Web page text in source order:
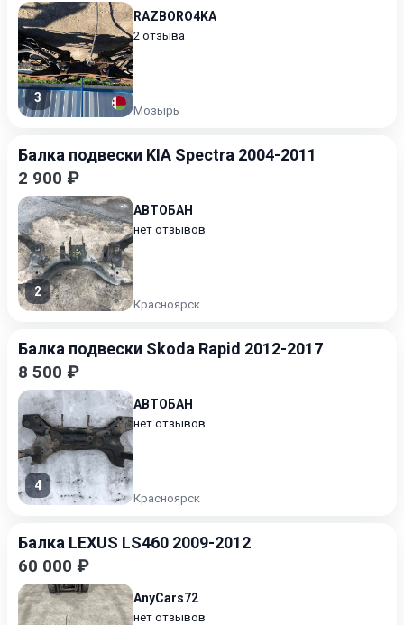
3
RAZBORO4KA
2 отзыва
Мозырь
Балка подвески KIA Spectra 2004-2011
2 900 ₽
2
АВТОБАН
нет отзывов
Красноярск
Балка подвески Skoda Rapid 2012-2017
8 500 ₽
4
АВТОБАН
нет отзывов
Красноярск
Балка LEXUS LS460 2009-2012
60 000 ₽
AnyCars72
нет отзывов